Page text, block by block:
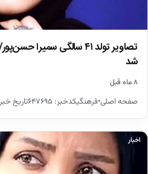
تصاویر تولد ۴۱ سالگی
شد
۸ ماه قبل
صفحه اصلی•فرهنگیکدخبر: ۶۴۷۶۹۵تاریخ خبر: ۱۸ آذر ۱۴۰۴ - ۱۳:۳۰
اخبار